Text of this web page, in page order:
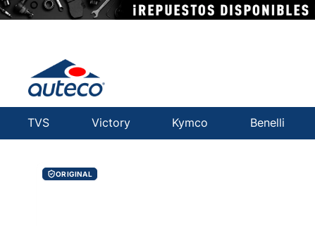
TVS Victory Kymco Benelli
ORIGINAL